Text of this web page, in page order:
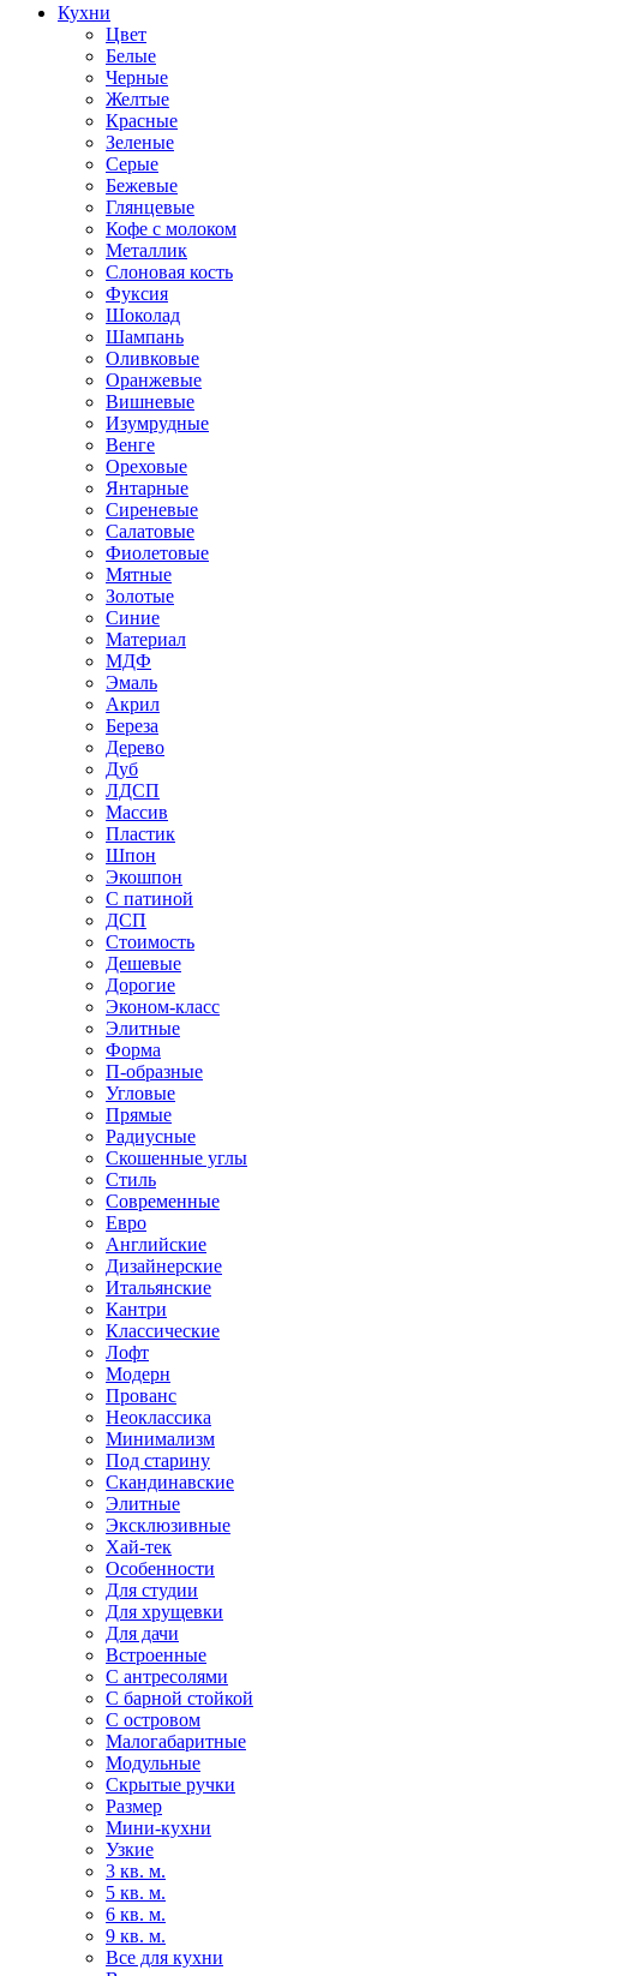
Кухни
Цвет
Белые
Черные
Желтые
Красные
Зеленые
Серые
Бежевые
Глянцевые
Кофе с молоком
Металлик
Слоновая кость
Фуксия
Шоколад
Шампань
Оливковые
Оранжевые
Вишневые
Изумрудные
Венге
Ореховые
Янтарные
Сиреневые
Салатовые
Фиолетовые
Мятные
Золотые
Синие
Материал
МДФ
Эмаль
Акрил
Береза
Дерево
Дуб
ЛДСП
Массив
Пластик
Шпон
Экошпон
С патиной
ДСП
Стоимость
Дешевые
Дорогие
Эконом-класс
Элитные
Форма
П-образные
Угловые
Прямые
Радиусные
Скошенные углы
Стиль
Современные
Евро
Английские
Дизайнерские
Итальянские
Кантри
Классические
Лофт
Модерн
Прованс
Неоклассика
Минимализм
Под старину
Скандинавские
Элитные
Эксклюзивные
Хай-тек
Особенности
Для студии
Для хрущевки
Для дачи
Встроенные
С антресолями
С барной стойкой
С островом
Малогабаритные
Модульные
Скрытые ручки
Размер
Мини-кухни
Узкие
3 кв. м.
5 кв. м.
6 кв. м.
9 кв. м.
Все для кухни